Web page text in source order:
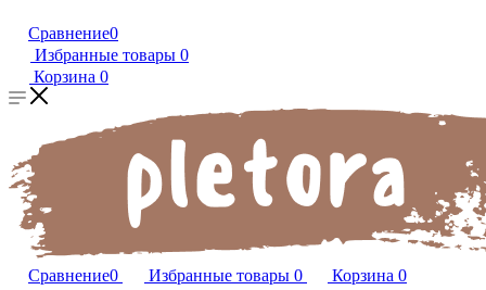
Сравнение0
Избранные товары 0
Корзина 0
Сравнение0 Избранные товары 0 Корзина 0